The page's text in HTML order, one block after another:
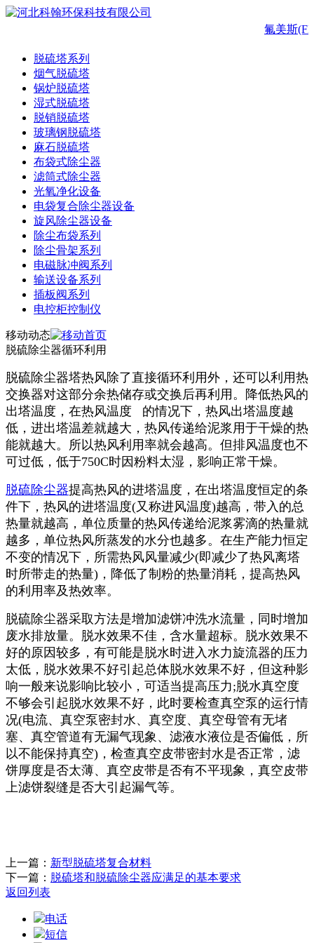
氟美斯
脱硫塔系列
烟气脱硫塔
锅炉脱硫塔
湿式脱硫塔
脱销脱硫塔
玻璃钢脱硫塔
麻石脱硫塔
布袋式除尘器
滤筒式除尘器
光氧净化设备
电袋复合除尘器设备
旋风除尘器设备
除尘布袋系列
除尘骨架系列
电磁脉冲阀系列
输送设备系列
插板阀系列
电控柜控制仪
移动动态
脱硫除尘器循环利用
脱硫除尘器塔热风除了直接循环利用外，还可以利用热
交换器对这部分余热储存或交换后再利用。降低热风的
出塔温度，在热风温度 的情况下，热风出塔温度越
低，进出塔温差就越大，热风传递给泥浆用于干燥的热
能就越大。所以热风利用率就会越高。但排风温度也不
可过低，低于750C时因粉料太湿，影响正常干燥。
脱硫除尘器提高热风的进塔温度，在出塔温度恒定的条
件下，热风的进塔温度(又称进风温度)越高，带入的总
热量就越高，单位质量的热风传递给泥浆雾滴的热量就
越多，单位热风所蒸发的水分也越多。在生产能力恒定
不变的情况下，所需热风风量减少(即减少了热风离塔
时所带走的热量)，降低了制粉的热量消耗，提高热风
的利用率及热效率。
脱硫除尘器采取方法是增加滤饼冲洗水流量，同时增加
废水排放量。脱水效果不佳，含水量超标。脱水效果不
好的原因较多，有可能是脱水时进入水力旋流器的压力
太低，脱水效果不好引起总体脱水效果不好，但这种影
响一般来说影响比较小，可适当提高压力;脱水真空度
不够会引起脱水效果不好，此时要检查真空泵的运行情
况(电流、真空泵密封水、真空度、真空母管有无堵
塞、真空管道有无漏气现象、滤液水液位是否偏低，所
以不能保持真空)，检查真空皮带密封水是否正常，滤
饼厚度是否太薄、真空皮带是否有不平现象，真空皮带
上滤饼裂缝是否大引起漏气等。
上一篇： 新型脱硫塔复合材料
下一篇： 脱硫塔和脱硫除尘器应满足的基本要求
返回列表
电话
短信